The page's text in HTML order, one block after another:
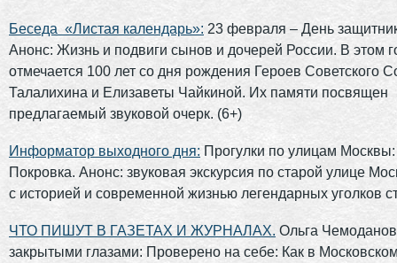
Беседа «Листая календарь»: 23 февраля – День
Анонс: Жизнь и подвиги сынов и дочерей России. В этом
отмечается 100 лет со дня рождения Героев Советского
Талалихина и Елизаветы Чайкиной. Их памяти посвящен
предлагаемый звуковой очерк. (6+)
Информатор выходного дня: Прогулки по улицам
Покровка. Анонс: звуковая экскурсия по старой улице
с историей и современной жизнью легендарных уголков
ЧТО ПИШУТ В ГАЗЕТАХ И ЖУРНАЛАХ. Ольга
закрытыми глазами: Проверено на себе: Как в